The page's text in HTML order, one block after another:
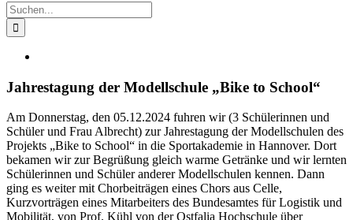
Suche
nach:
Bild
Jahrestagung der Modellschule „Bike to School“
Am Donnerstag, den 05.12.2024 fuhren wir (3 Schülerinnen und
Schüler und Frau Albrecht) zur Jahrestagung der Modellschulen des
Projekts „Bike to School“ in die Sportakademie in Hannover. Dort
bekamen wir zur Begrüßung gleich warme Getränke und wir lernten
Schülerinnen und Schüler anderer Modellschulen kennen. Dann
ging es weiter mit Chorbeiträgen eines Chors aus Celle,
Kurzvorträgen eines Mitarbeiters des Bundesamtes für Logistik und
Mobilität, von Prof. Kühl von der Ostfalia Hochschule über